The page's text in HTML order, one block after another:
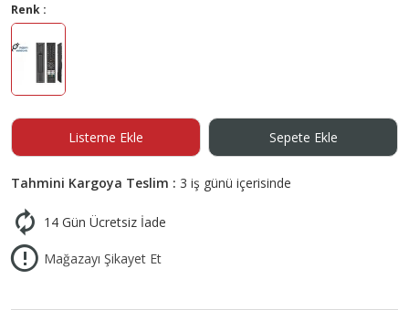
Renk :
Listeme Ekle Sepete Ekle
Tahmini Kargoya Teslim : 3 iş günü içerisinde
14 Gün Ücretsiz İade
Mağazayı Şikayet Et